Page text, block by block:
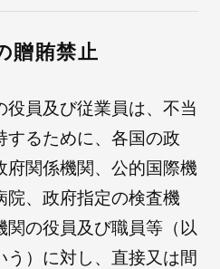
贈賄禁止
役員及び従業員は、不当
するために、各国の政
府関係機関、公的国際機
院、政府指定の検査機
関の役員及び職員等（以
う）に対し、直接又は間